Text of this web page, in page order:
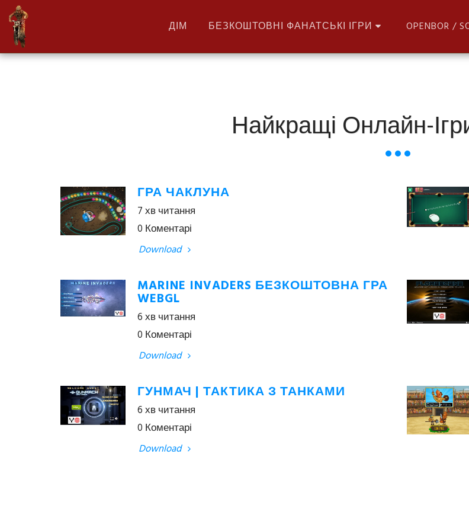
ДІМ БЕЗКОШТОВНІ ФАНАТСЬКІ ІГРИ OPENBOR /
Найкращі Онлайн-
ГРА ЧАКЛУНА
7 хв читання
0 Коментарі
Download
MARINE INVADERS БЕЗКОШТОВНА ГРА
WEBGL
6 хв читання
0 Коментарі
Download
ГУНМАЧ | ТАКТИКА З ТАНКАМИ
6 хв читання
0 Коментарі
Download